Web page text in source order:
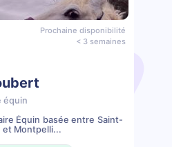
Prochaine disponibilité
< 3 semaines
équin
Équin basée entre Saint-
et Montpelli...